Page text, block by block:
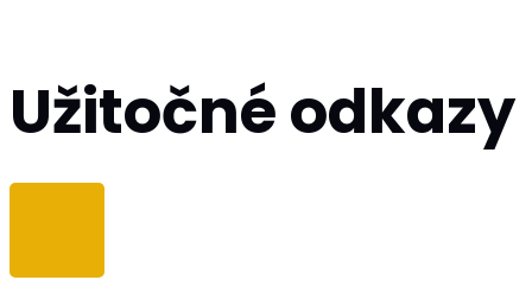
Užitočné odkazy